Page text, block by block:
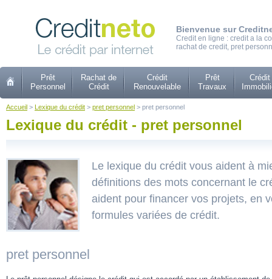
Bienvenue sur
Credit en ligne : credit a la
rachat de credit, pret
Prêt
Personnel
Rachat de
Crédit
Crédit
Renouvelable
Prêt
Travaux
Crédit
Accueil > Lexique du crédit > pret personnel > pret personnel
Lexique du crédit - pret personnel
Le lexique du crédit vous aident à
définitions des mots concernant le
aident pour financer vos projets, en
formules variées de crédit.
pret personnel